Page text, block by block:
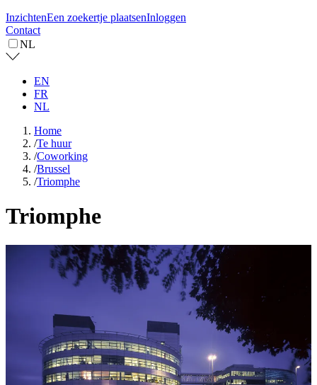
InzichtenEen zoekertje plaatsenInloggen
Contact
NL
EN
FR
NL
Home
/Te huur
/Coworking
/Brussel
/Triomphe
Triomphe